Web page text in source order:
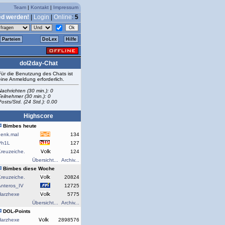
Team | Kontakt | Impressum
werden! Login Online: 5
Parteien DoLex Hilfe
dol2day-Chat
die Benutzung des Chats ist
Anmeldung erforderlich.
(30 min.): 0
(30 min.): 0
Std. (24 Std.): 0.00
Highscore
Bimbes heute
134
127
124
Übersicht...
Archiv...
Bimbes diese Woche
20824
12725
5775
Übersicht...
Archiv...
DOL-Points
2898576